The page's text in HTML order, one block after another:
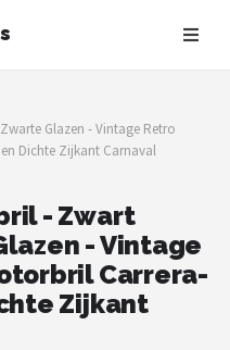
Glazen - Vintage Retro
Dichte Zijkant Carnaval
- Zwart
- Vintage
Carrera-
Zijkant